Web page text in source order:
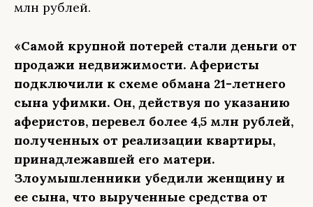
млн рублей.
«Самой крупной потерей стали деньги от
продажи недвижимости. Аферисты
подключили к схеме обмана 21-летнего
сына уфимки. Он, действуя по указанию
аферистов, перевел более 4,5 млн рублей,
полученных от реализации квартиры,
принадлежавшей его матери.
Злоумышленники убедили женщину и
ее сына, что вырученные средства от